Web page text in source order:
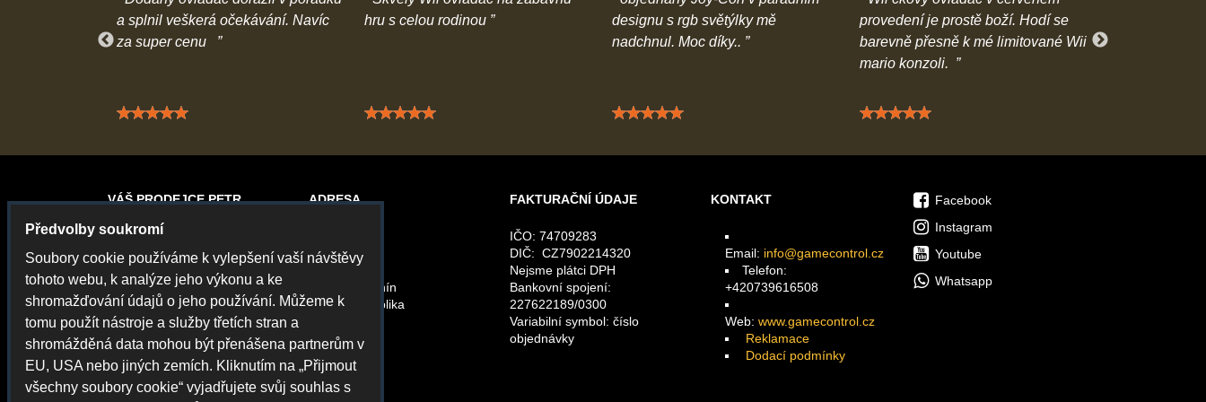
a splnil veškerá očekávání. Navíc
za super cenu
Hodnocení: 5 / 5
hru s celou rodinou
Hodnocení: 5 / 5
designu s rgb světýlky mě
nadchnul. Moc díky..
Hodnocení: 5 / 5
provedení je prostě boží. Hodí se
barevně přesně k mé limitované Wii
mario konzoli.
Hodnocení: 5 / 5
předčil mé
VÁŠ PRODEJCE PETR ADRESA
Petr Chvál
Rybářská 13
69501 Hodonín
Česká Republika
FAKTURAČNÍ ÚDAJE
IČO: 74709283
DIČ: CZ7902214320
Nejsme plátci DPH
Bankovní spojení:
227622189/0300
Variabilní symbol: číslo
objednávky
KONTAKT
Email: info@gamecontrol.cz
Telefon:
+420739616508
Web: www.gamecontrol.cz
Reklamace
Dodací podmínky
Facebook
Instagram
Youtube
Whatsapp
Předvolby soukromí
Soubory cookie používáme k vylepšení vaší návštěvy
tohoto webu, k analýze jeho výkonu a ke
shromažďování údajů o jeho používání. Můžeme k
tomu použít nástroje a služby třetích stran a
shromážděná data mohou být přenášena partnerům v
EU, USA nebo jiných zemích. Kliknutím na „Přijmout
všechny soubory cookie“ vyjadřujete svůj souhlas s